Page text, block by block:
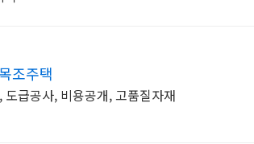
조주택
급공사, 비용공개, 고품질자재